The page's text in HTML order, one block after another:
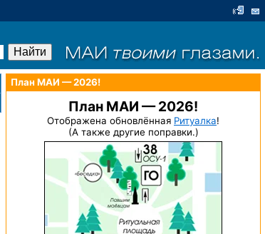
План МАИ — 2026!
План МАИ — 2026!
Отображена обновлённая Ритуалка!
(А также другие поправки.)